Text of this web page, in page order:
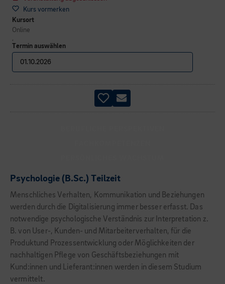
Kurs vormerken
Kursort
Online
,
Termin auswählen
Psychologie (B.Sc.) Teilzeit
Menschliches Verhalten, Kommunikation und Beziehungen
werden durch die Digitalisierung immer besser erfasst. Das
notwendige psychologische Verständnis zur Interpretation z.
B. von User-, Kunden- und Mitarbeiterverhalten, für die
Produktund Prozessentwicklung oder Möglichkeiten der
nachhaltigen Pflege von Geschäftsbeziehungen mit
Kund:innen und Lieferant:innen werden in diesem Studium
vermittelt.